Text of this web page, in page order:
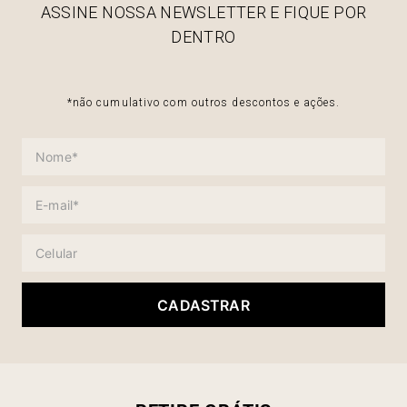
ASSINE NOSSA NEWSLETTER E FIQUE POR
DENTRO
*não cumulativo com outros descontos e ações.
CADASTRAR